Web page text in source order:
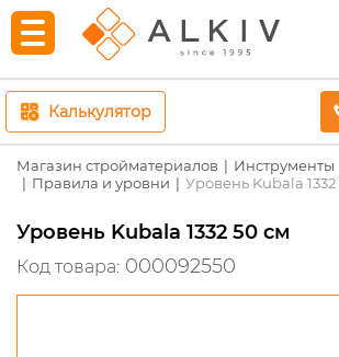
Калькулятор
Магазин стройматериалов
Инструменты
Правила и уровни
Уровень Kubala 1332
Уровень Kubala 1332 50 см
Код товара: 000092550